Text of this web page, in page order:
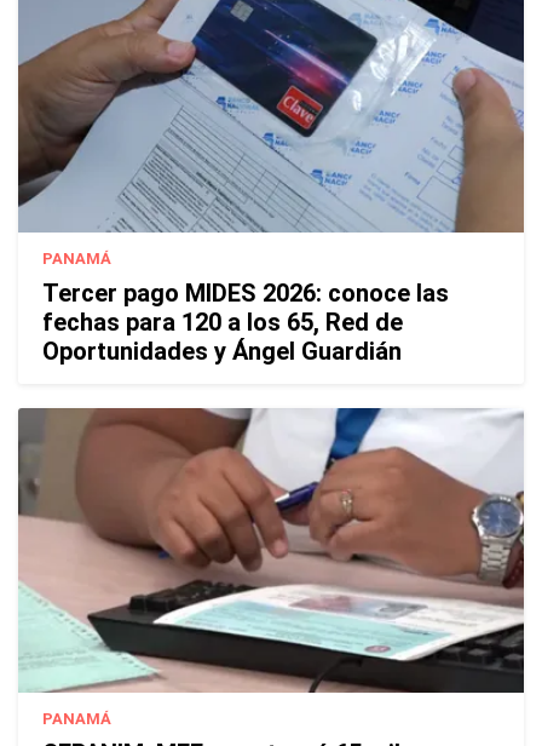
PANAMÁ
Tercer pago MIDES 2026: conoce las
fechas para 120 a los 65, Red de
Oportunidades y Ángel Guardián
PANAMÁ